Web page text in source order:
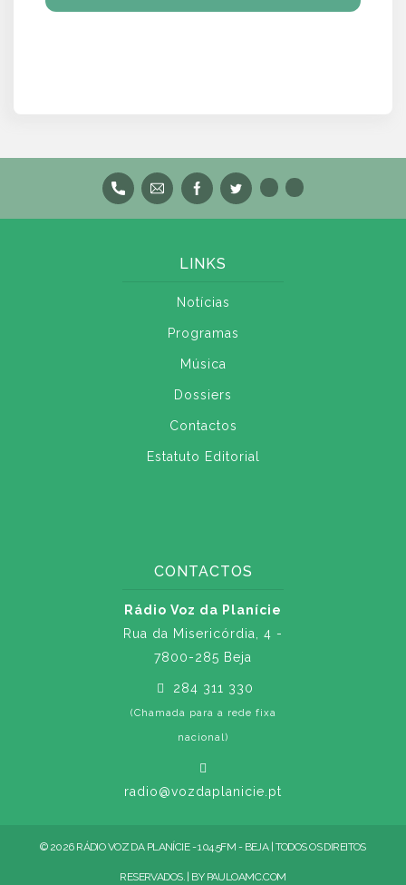
LINKS
Notícias
Programas
Música
Dossiers
Contactos
Estatuto Editorial
CONTACTOS
Rádio Voz da Planície
Rua da Misericórdia, 4 -
7800-285 Beja
284 311 330
(Chamada para a rede fixa
nacional)
radio@vozdaplanicie.pt
© 2026 RÁDIO VOZ DA PLANÍCIE - 104.5FM - BEJA | TODOS OS DIREITOS
RESERVADOS. | BY PAULOAMC.COM